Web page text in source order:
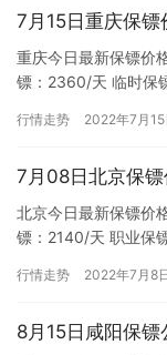
7月15日重庆保镖
重庆今日最新保镖价
镖：2360/天 临时保
行情走势 2022年7月15
7月08日北京保
北京今日最新保镖价
镖：2140/天 职业保
行情走势 2022年7月8
8月15日咸阳保